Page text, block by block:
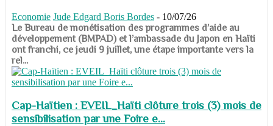
Economie Jude Edgard Boris Bordes - 10/07/26
​​​​​​​Le Bureau de monétisation des programmes d’aide au
développement (BMPAD) et l’ambassade du Japon en Haïti
ont franchi, ce jeudi 9 juillet, une étape importante vers la
rel...
Cap-Haïtien : EVEIL_Haïti clôture trois (3) mois de
sensibilisation par une Foire e...